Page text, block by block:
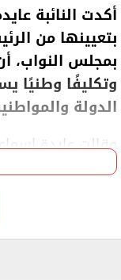
أكدت النائبة
بتعيينها من
بمجلس النواب،
وتكليفًا وطنيًا
الدولة
وقالت عايدة
إن تعيينها
على قدرها، خاصة
بدور تشريعي